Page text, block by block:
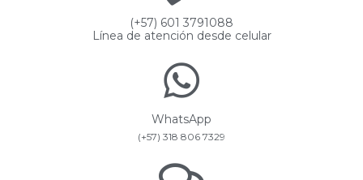
(+57) 601 3791088
Línea de atención desde celular
WhatsApp
(+57) 318 806 7329